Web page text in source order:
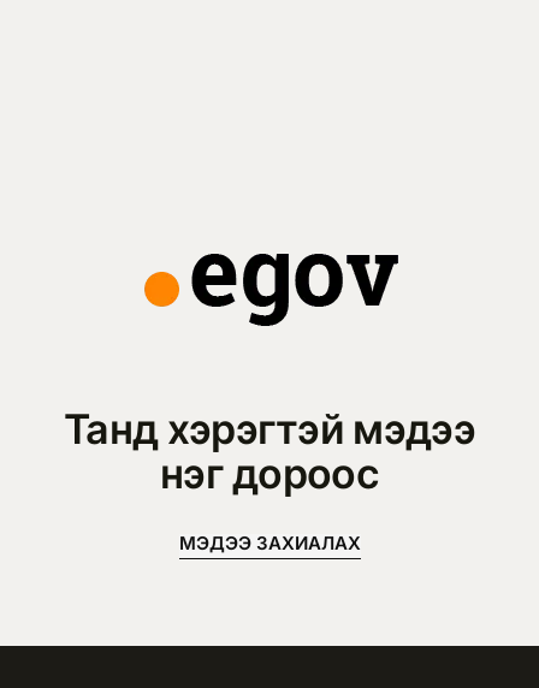
Танд хэрэгтэй мэдээ
нэг дороос
МЭДЭЭ ЗАХИАЛАХ